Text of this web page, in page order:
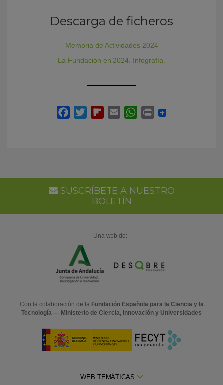
Descarga de ficheros
Memoria de Actividades 2024
La Fundación en 2024. Infografía.
SUSCRÍBETE A NUESTRO
BOLETÍN
Una web de:
Con la colaboración de la Fundación Española para la Ciencia y la
Tecnología — Ministerio de Ciencia, Innovación y Universidades
WEB TEMÁTICAS